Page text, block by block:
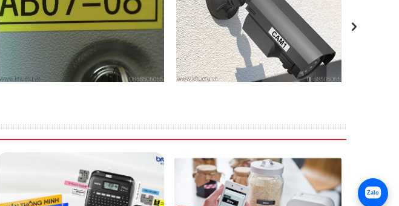
Zalo